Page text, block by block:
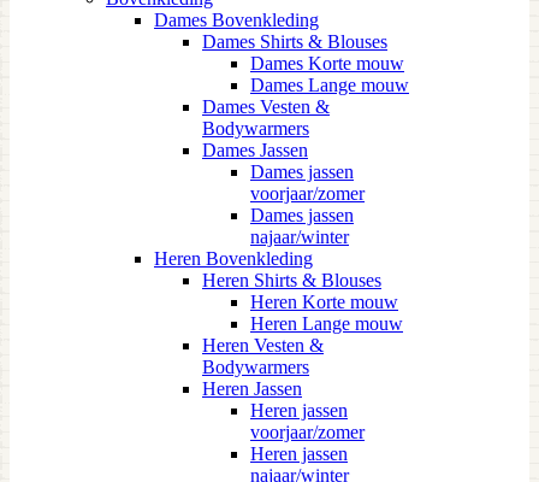
Dames Bovenkleding
Dames Shirts & Blouses
Dames Korte mouw
Dames Lange mouw
Dames Vesten &
Bodywarmers
Dames Jassen
Dames jassen
voorjaar/zomer
Dames jassen
najaar/winter
Heren Bovenkleding
Heren Shirts & Blouses
Heren Korte mouw
Heren Lange mouw
Heren Vesten &
Bodywarmers
Heren Jassen
Heren jassen
voorjaar/zomer
Heren jassen
najaar/winter